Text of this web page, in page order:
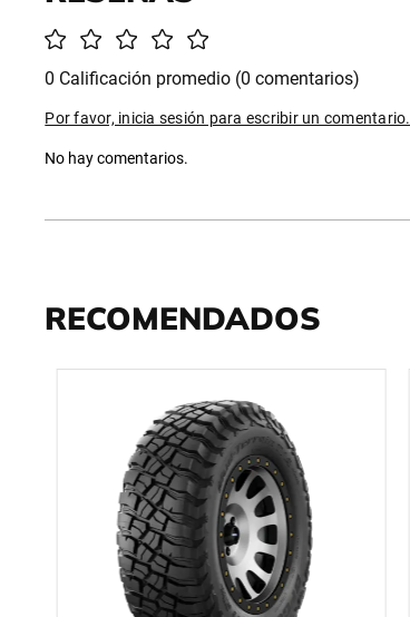
0 Calificación promedio (0 comentarios)
Por favor, inicia sesión para escribir un comentario.
No hay comentarios.
RECOMENDADOS